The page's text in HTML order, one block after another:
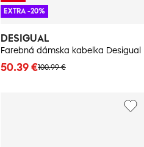
DESIGUAL
Farebná dámska kabelka Desigual
100.99 €
50.39 €
EXTRA -20%